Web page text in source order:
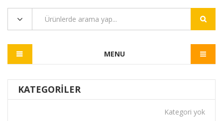
MENU
KATEGORILER
Kategori yok